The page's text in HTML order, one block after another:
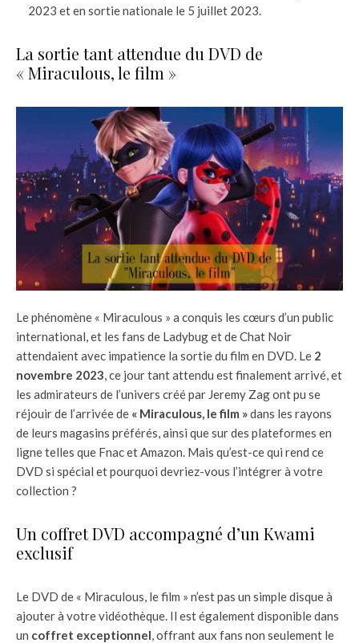
2023 et en sortie nationale le 5 juillet 2023.
La sortie tant attendue du DVD de
« Miraculous, le film »
Le phénomène « Miraculous » a conquis les cœurs d’un public
international, et les fans de Ladybug et de Chat Noir
attendaient avec impatience la sortie du film en DVD. Le 2
novembre 2023, ce jour tant attendu est finalement arrivé, et
les admirateurs de l’univers créé par Jeremy Zag ont pu se
réjouir de l’arrivée de « Miraculous, le film »dans les rayons
de leurs magasins préférés, ainsi que sur des plateformes en
ligne telles que Fnac et Amazon. Mais qu’est-ce qui rend ce
DVD si spécial et pourquoi devriez-vous l’intégrer à votre
collection ?
Un coffret DVD accompagné d’un Kwami
exclusif
Le DVD de « Miraculous, le film » n’est pas un simple disque à
ajouter à votre vidéothèque. Il est également disponible dans
un coffret exceptionnel, offrant aux fans non seulement le